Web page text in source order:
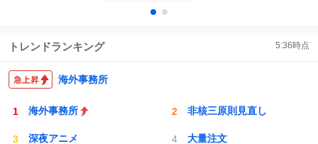
トレンドランキング 5:36時点
海外事務所
海外事務所 非核三原則見直し
深夜アニメ 大量注文